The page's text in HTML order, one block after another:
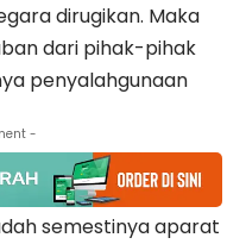
dirugikan. Maka
dari pihak-pihak
penyalahgunaan
-
semestinya aparat